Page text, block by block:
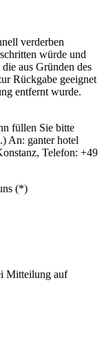
verderben
würde und
aus Gründen des
Rückgabe geeignet
entfernt wurde.
füllen Sie bitte
An: ganter hotel
Telefon: +49
(*)
Mitteilung auf